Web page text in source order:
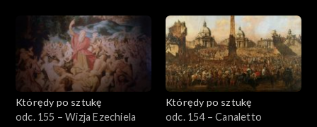
Którędy po sztukę
odc. 155 – Wizja Ezechiela
Którędy po sztukę
odc. 154 – Canaletto